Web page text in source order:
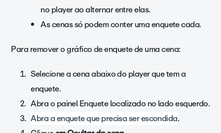
no player ao alternar entre elas.
As cenas só podem conter uma enquete cada.
Para remover o gráfico de enquete de uma cena:
Selecione a cena abaixo do player que tem a
enquete.
Abra o painel Enquete localizado no lado esquerdo.
Abra a enquete que precisa ser escondida.